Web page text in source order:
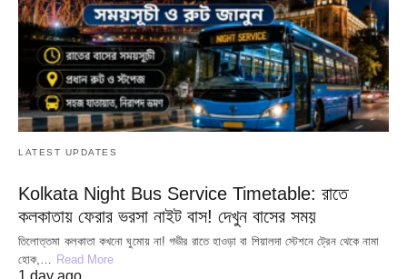
LATEST UPDATES
Kolkata Night Bus Service Timetable: রাতে
কলকাতায় ফেরার ভরসা নাইট বাস! দেখুন বাসের সময়
তিলোত্তমা কলকাতা কখনো ঘুমোয় না! গভীর রাতে হাওড়া বা শিয়ালদা স্টেশনে ট্রেন থেকে নামা
হোক,…
Read More
1 day ago